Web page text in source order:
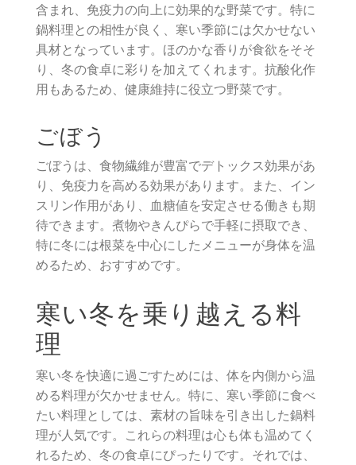
含まれ、免疫力の向上に効果的な野菜です。特に
鍋料理との相性が良く、寒い季節には欠かせない
具材となっています。ほのかな香りが食欲をそそ
り、冬の食卓に彩りを加えてくれます。抗酸化作
用もあるため、健康維持に役立つ野菜です。
ごぼう
ごぼうは、食物繊維が豊富でデトックス効果があ
り、免疫力を高める効果があります。また、イン
スリン作用があり、血糖値を安定させる働きも期
待できます。煮物やきんぴらで手軽に摂取でき、
特に冬には根菜を中心にしたメニューが身体を温
めるため、おすすめです。
寒い冬を乗り越える料
理
寒い冬を快適に過ごすためには、体を内側から温
める料理が欠かせません。特に、寒い季節に食べ
たい料理としては、素材の旨味を引き出した鍋料
理が人気です。これらの料理は心も体も温めてく
れるため、冬の食卓にぴったりです。それでは、